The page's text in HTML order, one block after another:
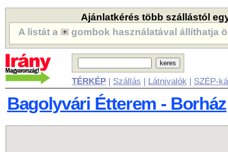
Ajánlatkérés több szállástól
A listát a
gombok használatával állíthatja
TÉRKÉP| Szállás | Látnivalók | SZÉP-
Bagolyvári Étterem - Borház